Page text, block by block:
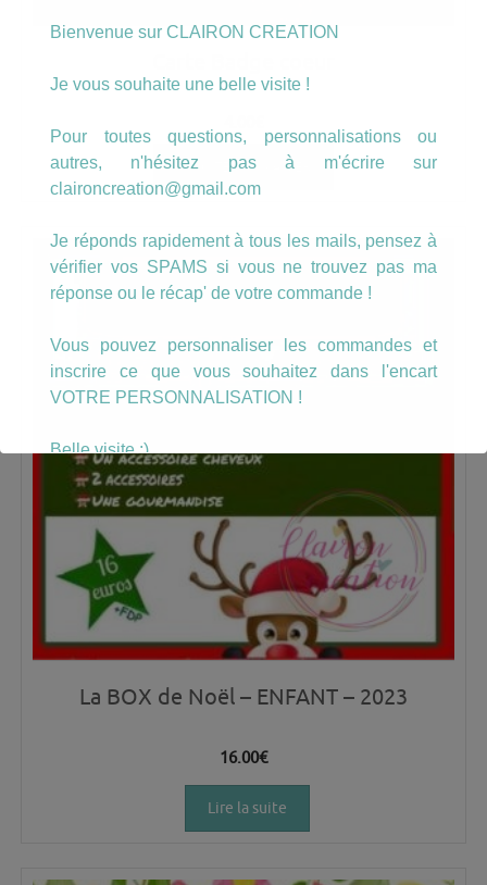
AJOUTER AU PANIER
La BOX de Noël – ENFANT – 2023
16.00€
Lire la suite
Bienvenue sur CLAIRON CREATION
Je vous souhaite une belle visite !
Pour toutes questions, personnalisations ou
autres, n'hésitez pas à m'écrire sur
claironcreation@gmail.com
Je réponds rapidement à tous les mails, pensez à
vérifier vos SPAMS si vous ne trouvez pas ma
réponse ou le récap' de votre commande !
Vous pouvez personnaliser les commandes et
inscrire ce que vous souhaitez dans l'encart
VOTRE PERSONNALISATION !
Belle visite :)